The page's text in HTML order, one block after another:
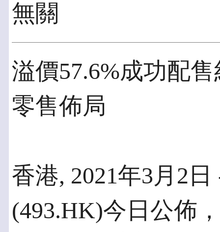
無關
溢價57.6%成功配
零售佈局
香港, 2021年3月2
(493.HK)今日公佈